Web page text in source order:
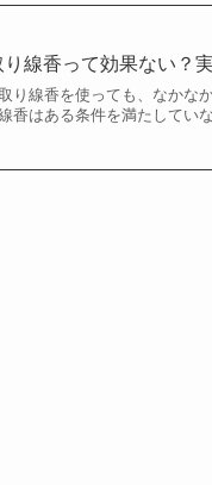
り線香って効果ない？
取り線香を使っても、なか
香はある条件を満たしてい